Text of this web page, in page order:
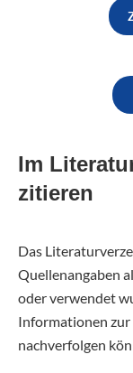
Im
zitieren
Das
Quellenangaben
oder verwendet
Informationen zur
nachverfolgen